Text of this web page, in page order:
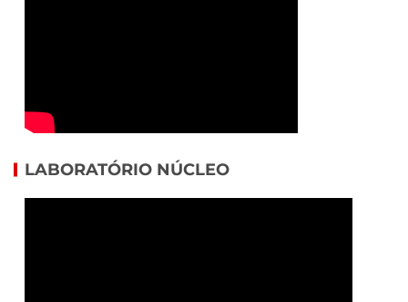
LABORATÓRIO NÚCLEO